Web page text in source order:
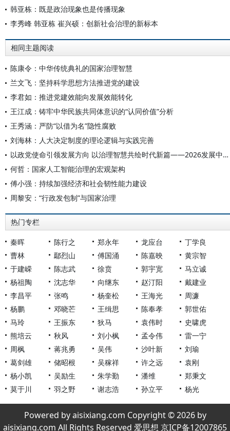
韩亚栋：既是政治现象也是传播现象
李秀峰 韩亚栋 崔兴硕：创新社会治理的新标本
相同主题阅读
陈康令：中华传统典礼的国家治理智慧
兰文飞：坚持科学思想方法推进党的建设
李君如：推进党建效能向发展效能转化
王江成：铸牢中华民族共同体意识的“认同价值”分析
王秀涵：严防“以借为名”隐性腐败
刘海林：人大决定制度的理论逻辑与实践完善
以政党使命引领发展方向 以治理智慧共绘时代新篇——2026发展中国家国家治理高端智库平行论坛综述
何哲：国家人工智能治理的宏观架构
傅小强：持续加强经济和社会韧性能力建设
周黎安：“行政发包制”与国家治理
热门专栏
秦晖 陈行之 郑永年 龙应台
丁学良
曹林
鄢烈山 傅国涌 陈嘉映
黄宗智
于建嵘
陈志武 徐贲 郭宇宽
马立诚
杨祖陶
沈志华 向继东 赵汀阳
戴建业
李昌平
张鸣 杨奎松 王海光
周濂
杨鹏
邓晓芒 王缉思 陈奉孝
郭世佑
马玲
王振东 狄马 袁伟时
史啸虎
熊培云
秋风 刘小枫 孟令伟
雷一宁
周枫
蒋兆勇 吴伟 沙叶新
刘瑜
葛剑雄
储昭根 吴稼祥 许之远
袁刚
杨小凯
吴励生 朱学勤 潘维
郑秉文
莫于川
羽之野 谢志浩 孙立平 杨光
Powered by aisixiang.com Copyright © 2026 by
aisixiang.com All Rights Reserved 爱思想 京ICP备12007865